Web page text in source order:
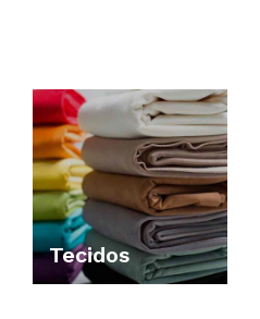
Tecidos